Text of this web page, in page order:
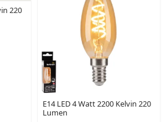
220
E14 LED 4 Watt 2200 Kelvin 220
Lumen